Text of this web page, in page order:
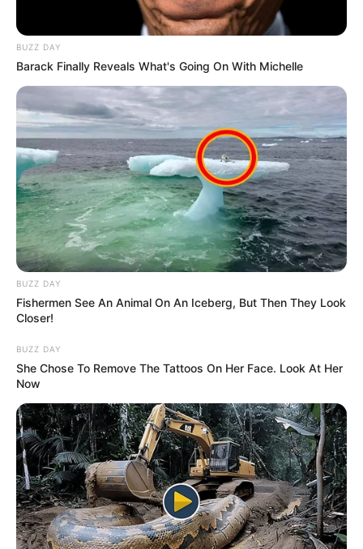
Bucaramanga
COMPARTIR
ALERTA BOGOTÁ EN GOOGLE NEWS
TEMAS RELACIONADOS
TAXISTAS DE BUCARAMANGA
AEROPUERTO INTERNACIONAL PALONEGRO
SUPERINTENDENCIA DE TRANSPORTE
TAXISTAS
PROCURADOR GENERAL DE LA NACIÓN
MANTÉNGASE EN ALERTA
Tenemos todas las noticias que le
favor, active las notificaciones de Alerta.
ACTIVAR AHORA
TEMAS DESTACADOS
BUZZ DAY
Barack Finally Reveals What's Going On With Michelle
BUZZ DAY
Fishermen See An Animal On An Iceberg, But Then They Look
Closer!
BUZZ DAY
She Chose To Remove The Tattoos On Her Face. Look At Her
Now